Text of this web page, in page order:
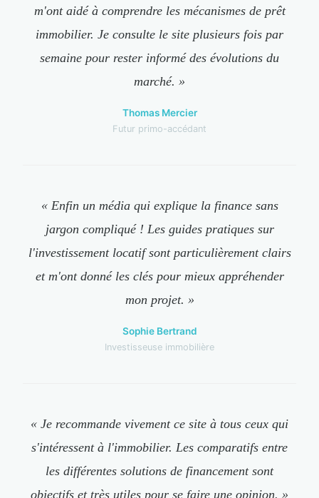
m'ont aidé à comprendre les mécanismes de prêt
immobilier. Je consulte le site plusieurs fois par
semaine pour rester informé des évolutions du
marché. »
Thomas Mercier
Futur primo-accédant
« Enfin un média qui explique la finance sans
jargon compliqué ! Les guides pratiques sur
l'investissement locatif sont particulièrement clairs
et m'ont donné les clés pour mieux appréhender
mon projet. »
Sophie Bertrand
Investisseuse immobilière
« Je recommande vivement ce site à tous ceux qui
s'intéressent à l'immobilier. Les comparatifs entre
les différentes solutions de financement sont
objectifs et très utiles pour se faire une opinion. »